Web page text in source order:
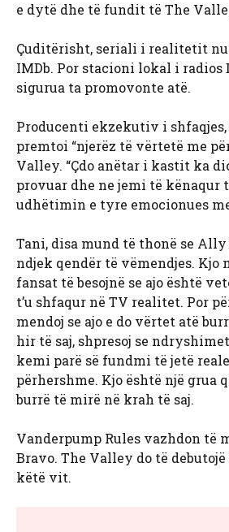
e dytë dhe të fundit të The
Çuditërisht, seriali i realitetit
IMDb. Por stacioni lokal i radios
sigurua ta promovonte atë.
Producenti ekzekutiv i shfaqjes,
premtoi “njerëz të vërtetë me
Valley. “Çdo anëtar i kastit ka
provuar dhe ne jemi të kënaqur
udhëtimin e tyre emocionues
Tani, disa mund të thonë se
ndjek qendër të vëmendjes. Kjo
fansat të besojnë se ajo është
t’u shfaqur në TV realitet. Por
mendoj se ajo e do vërtet atë
hir të saj, shpresoj se
kemi parë së fundmi të jetë
përhershme. Kjo është një grua
burrë të mirë në krah të saj.
Vanderpump Rules vazhdon të
Bravo. The Valley do të
këtë vit.